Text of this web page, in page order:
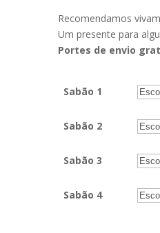
Recomendamos
Um presente para
Portes de envio
Sabão 1
Sabão 2
Sabão 3
Sabão 4